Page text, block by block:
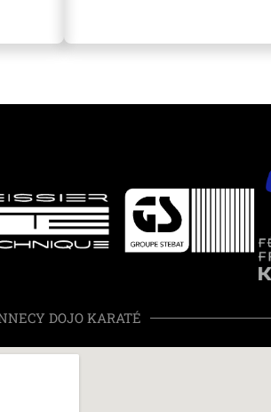
DOJO KARATÉ